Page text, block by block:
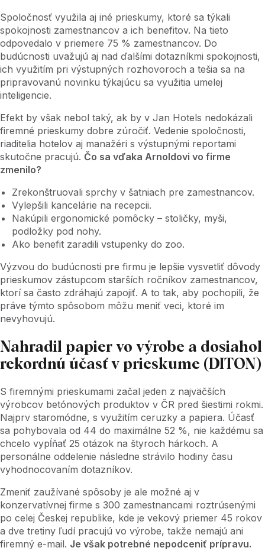
Spoločnosť využila aj iné prieskumy, ktoré sa týkali
spokojnosti zamestnancov a ich benefitov. Na tieto
odpovedalo v priemere 75 % zamestnancov. Do
budúcnosti uvažujú aj nad ďalšími dotazníkmi spokojnosti,
ich využitím pri výstupných rozhovoroch a tešia sa na
pripravovanú novinku týkajúcu sa využitia umelej
inteligencie.
Efekt by však nebol taký, ak by v Jan Hotels nedokázali
firemné prieskumy dobre zúročiť. Vedenie spoločnosti,
riaditelia hotelov aj manažéri s výstupnými reportami
skutočne pracujú. Čo sa vďaka Arnoldovi vo firme
zmenilo?
Zrekonštruovali sprchy v šatniach pre zamestnancov.
Vylepšili kancelárie na recepcii.
Nakúpili ergonomické pomôcky – stoličky, myši,
podložky pod nohy.
Ako benefit zaradili vstupenky do zoo.
Výzvou do budúcnosti pre firmu je lepšie vysvetliť dôvody
prieskumov zástupcom starších ročníkov zamestnancov,
ktorí sa často zdráhajú zapojiť. A to tak, aby pochopili, že
práve týmto spôsobom môžu meniť veci, ktoré im
nevyhovujú.
Nahradil papier vo výrobe a dosiahol
rekordnú účasť v prieskume (DITON)
S firemnými prieskumami začal jeden z najväčších
výrobcov betónových produktov v ČR pred šiestimi rokmi.
Najprv staromódne, s využitím ceruzky a papiera. Účasť
sa pohybovala od 44 do maximálne 52 %, nie každému sa
chcelo vypĺňať 25 otázok na štyroch hárkoch. A
personálne oddelenie následne strávilo hodiny času
vyhodnocovaním dotazníkov.
Zmeniť zaužívané spôsoby je ale možné aj v
konzervatívnej firme s 300 zamestnancami roztrúsenými
po celej Českej republike, kde je vekový priemer 45 rokov
a dve tretiny ľudí pracujú vo výrobe, takže nemajú ani
firemný e-mail. Je však potrebné nepodceniť prípravu.